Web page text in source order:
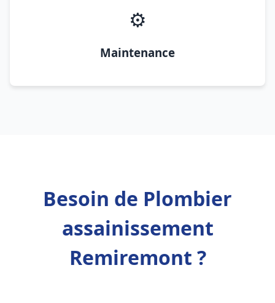
⚙️
Maintenance
Besoin de Plombier
assainissement
Remiremont ?